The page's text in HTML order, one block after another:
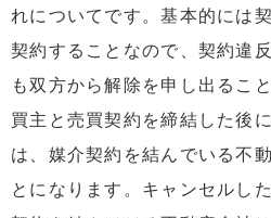
れについてです。基本的には
契約することなので、契約違
も双方から解除を申し出るこ
買主と売買契約を締結した後
は、媒介契約を結んでいる不
とになります。キャンセルし